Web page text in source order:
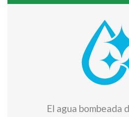
El agua bombeada